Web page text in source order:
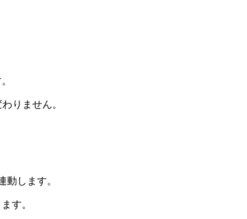
りません。
します。
す。